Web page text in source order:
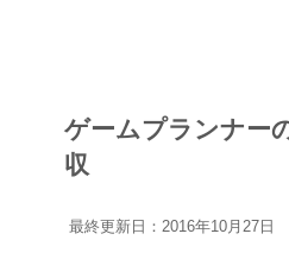
ゲームプランナー
収
最終更新日：2016年10月27日